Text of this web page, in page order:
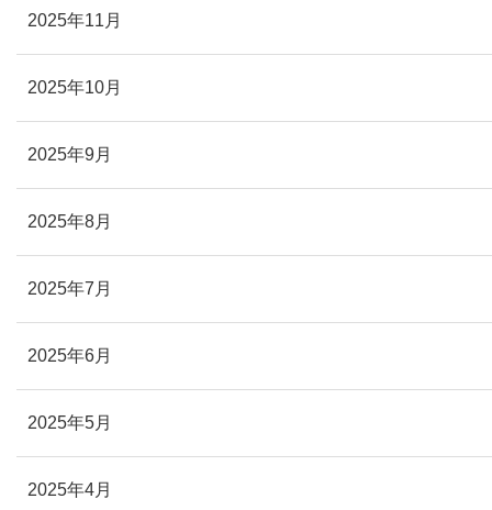
2025年11月
2025年10月
2025年9月
2025年8月
2025年7月
2025年6月
2025年5月
2025年4月